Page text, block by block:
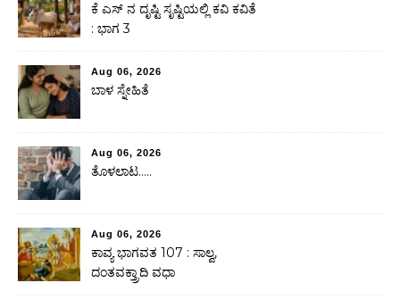
ಕೆ ಎಸ್ ನ ದೃಷ್ಟಿ ಸೃಷ್ಟಿಯಲ್ಲಿ ಕವಿ ಕವಿತೆ
: ಭಾಗ 3
Aug 06, 2026
ಬಾಳ ಸ್ನೇಹಿತೆ
Aug 06, 2026
ತೊಳಲಾಟ…..
Aug 06, 2026
ಕಾವ್ಯ ಭಾಗವತ 107 : ಸಾಲ್ವ,
ದಂತವಕ್ತ್ರಾದಿ ವಧಾ